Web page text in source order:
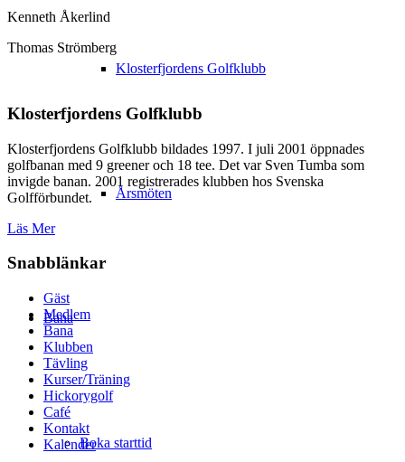
Klosterfjordens Golfklubb
Årsmöten
Bana
Boka starttid
Kenneth Åkerlind
Thomas Strömberg
Klosterfjordens Golfklubb
Klosterfjordens Golfklubb bildades 1997. I juli 2001 öppnades
golfbanan med 9 greener och 18 tee. Det var Sven Tumba som
invigde banan. 2001 registrerades klubben hos Svenska
Golfförbundet.
Läs Mer
Snabblänkar
Gäst
Medlem
Bana
Klubben
Tävling
Kurser/Träning
Hickorygolf
Café
Kontakt
Kalender